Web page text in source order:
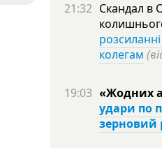
21:32 Скандал в
колегам
19:03 «Жодних
удари по
зерновий